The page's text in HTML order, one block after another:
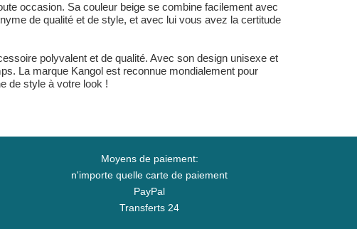
occasion. Sa couleur beige se combine facilement avec
de qualité et de style, et avec lui vous avez la certitude
polyvalent et de qualité. Avec son design unisexe et
La marque Kangol est reconnue mondialement pour
de style à votre look !
Moyens de paiement:
n'importe quelle carte de paiement
PayPal
Transferts 24